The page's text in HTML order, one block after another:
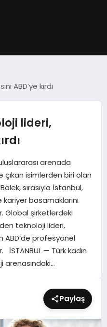
ABD’ye kırdı
lideri,
arenada
çıkan isimlerden biri olan
sırasıyla İstanbul,
basamaklarını
Global şirketlerdeki
teknoloji lideri,
profesyonel
İSTANBUL — Türk kadın
arenasındaki…
Paylaş